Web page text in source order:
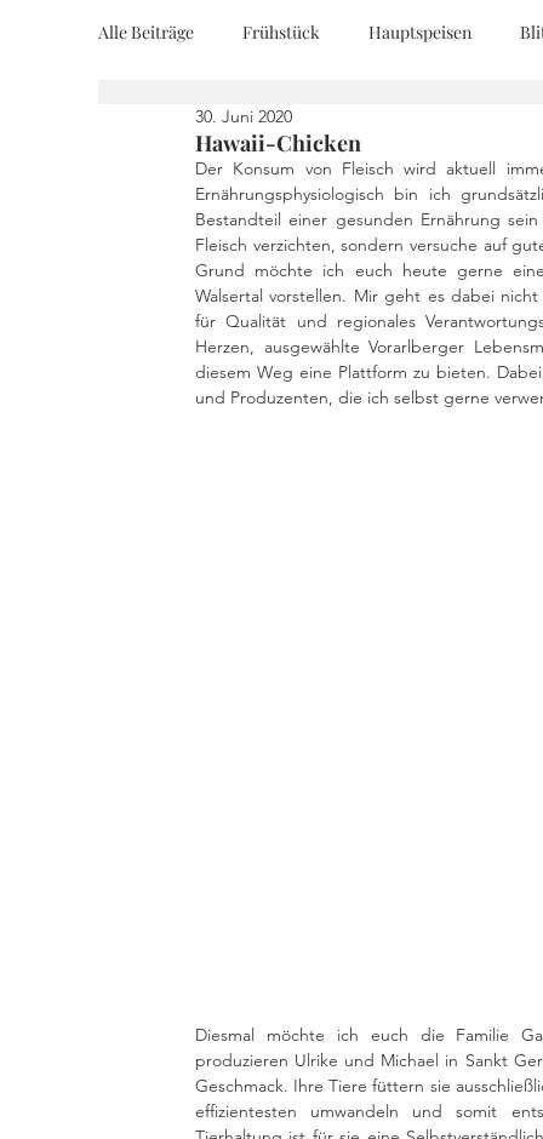
Alle Beiträge Frühstück Hauptspeisen
Kuchen und Desserts
Drinks Fingerfood Geschenke aus der
REZEPTKARTEN Rezeptvideo vegan
Hawaii-Chicken
30. Juni 2020
Der Konsum von Fleisch wird aktuell
Ernährungsphysiologisch bin ich
Bestandteil einer gesunden Ernährung
Fleisch verzichten, sondern versuche auf
Grund möchte ich euch heute gerne
Walsertal vorstellen. Mir geht es dabei
für Qualität und regionales
Herzen, ausgewählte Vorarlberger
diesem Weg eine Plattform zu bieten.
und Produzenten, die ich selbst gerne
Diesmal möchte ich euch die Familie
produzieren Ulrike und Michael in Sankt
Geschmack. Ihre Tiere füttern sie
effizientesten umwandeln und somit